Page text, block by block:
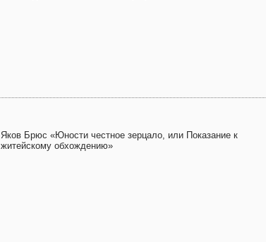
Яков Брюс «Юности честное зерцало, или Показание к
житейскому обхождению»